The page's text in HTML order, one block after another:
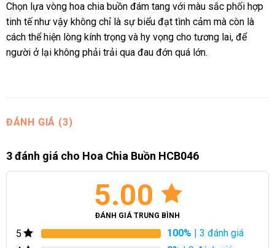
Chọn lựa vòng hoa chia buồn đám tang với màu sắc phối hợp
tinh tế như vậy không chỉ là sự biểu đạt tình cảm mà còn là
cách thể hiện lòng kính trọng và hy vọng cho tương lai, để
người ở lại không phải trải qua đau đớn quá lớn.
ĐÁNH GIÁ (3)
3 đánh giá cho Hoa Chia Buồn HCB046
5.00
ĐÁNH GIÁ TRUNG BÌNH
5 100% | 3 đánh giá